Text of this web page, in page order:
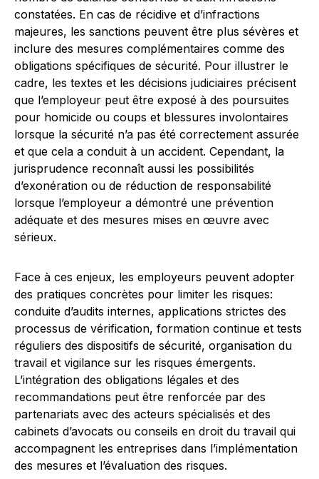
constatées. En cas de récidive et d’infractions
majeures, les sanctions peuvent être plus sévères et
inclure des mesures complémentaires comme des
obligations spécifiques de sécurité. Pour illustrer le
cadre, les textes et les décisions judiciaires précisent
que l’employeur peut être exposé à des poursuites
pour homicide ou coups et blessures involontaires
lorsque la sécurité n’a pas été correctement assurée
et que cela a conduit à un accident. Cependant, la
jurisprudence reconnaît aussi les possibilités
d’exonération ou de réduction de responsabilité
lorsque l’employeur a démontré une prévention
adéquate et des mesures mises en œuvre avec
sérieux.
Face à ces enjeux, les employeurs peuvent adopter
des pratiques concrètes pour limiter les risques:
conduite d’audits internes, applications strictes des
processus de vérification, formation continue et tests
réguliers des dispositifs de sécurité, organisation du
travail et vigilance sur les risques émergents.
L’intégration des obligations légales et des
recommandations peut être renforcée par des
partenariats avec des acteurs spécialisés et des
cabinets d’avocats ou conseils en droit du travail qui
accompagnent les entreprises dans l’implémentation
des mesures et l’évaluation des risques.